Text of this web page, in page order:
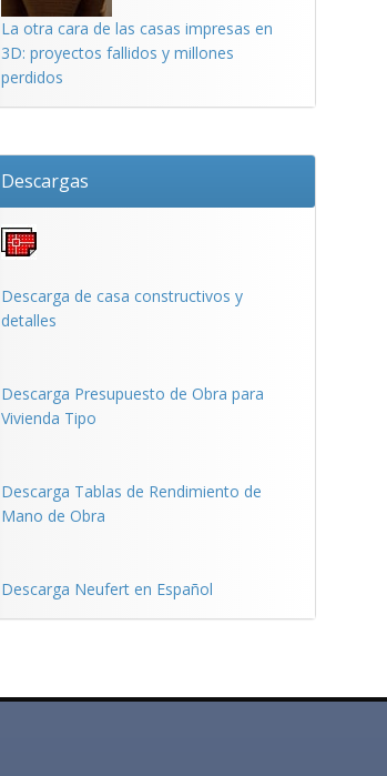
La otra cara de las casas impresas en
3D: proyectos fallidos y millones
perdidos
Descargas
Descarga de casa constructivos y
detalles
Descarga Presupuesto de Obra para
Vivienda Tipo
Descarga Tablas de Rendimiento de
Mano de Obra
Descarga Neufert en Español